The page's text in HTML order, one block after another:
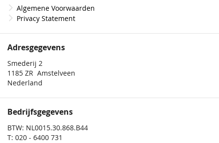
Algemene Voorwaarden
Privacy Statement
Adresgegevens
Smederij 2
1185 ZR Amstelveen
Nederland
Bedrijfsgegevens
BTW: NL0015.30.868.B44
T: 020 - 6400 731